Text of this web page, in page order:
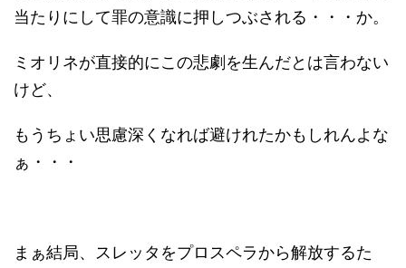
当たりにして罪の意識に押しつぶされる・・・か。
ミオリネが直接的にこの悲劇を生んだとは言わない
けど、
もうちょい思慮深くなれば避けれたかもしれんよな
ぁ・・・
まぁ結局、スレッタをプロスペラから解放するた